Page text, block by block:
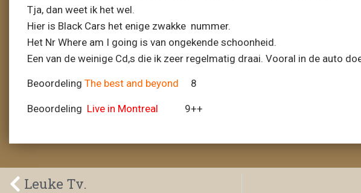
Tja, dan weet ik het wel.
Hier is Black Cars het enige zwakke nummer.
Het Nr Where am I going is van ongekende schoonheid.
Een van de weinige Cd,s die ik zeer regelmatig draai. Vooral in de auto
Beoordeling The best and beyond 8
Beoordeling Live in Montreal 9++
Leuke Tv.